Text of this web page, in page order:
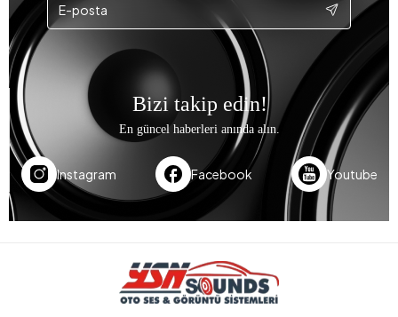
Bizi takip edin!
En güncel haberleri anında alın.
Instagram Facebook Youtube